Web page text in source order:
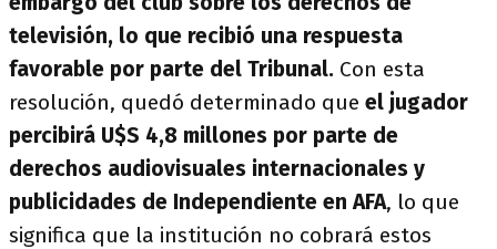
televisión, lo que recibió una respuesta
favorable por parte del Tribunal. Con esta
resolución, quedó determinado que el jugador
percibirá U$S 4,8 millones por parte de
derechos audiovisuales internacionales y
publicidades de Independiente en AFA, lo que
significa que la institución no cobrará estos